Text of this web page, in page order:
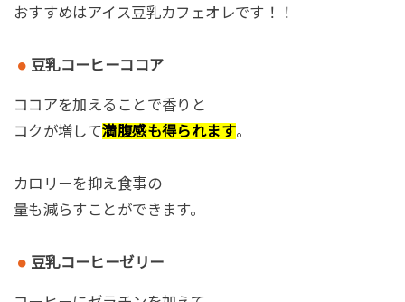
おすすめはアイス豆乳カフェオレです！！
豆乳コーヒーココア
ココアを加えることで香りと
コクが増して満腹感も得られます。
カロリーを抑え食事の
量も減らすことができます。
豆乳コーヒーゼリー